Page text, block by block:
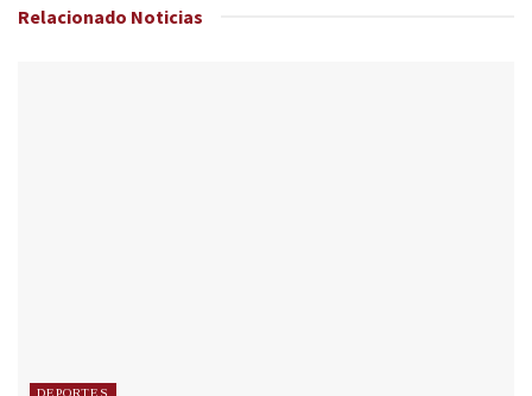
Relacionado Noticias
DEPORTES